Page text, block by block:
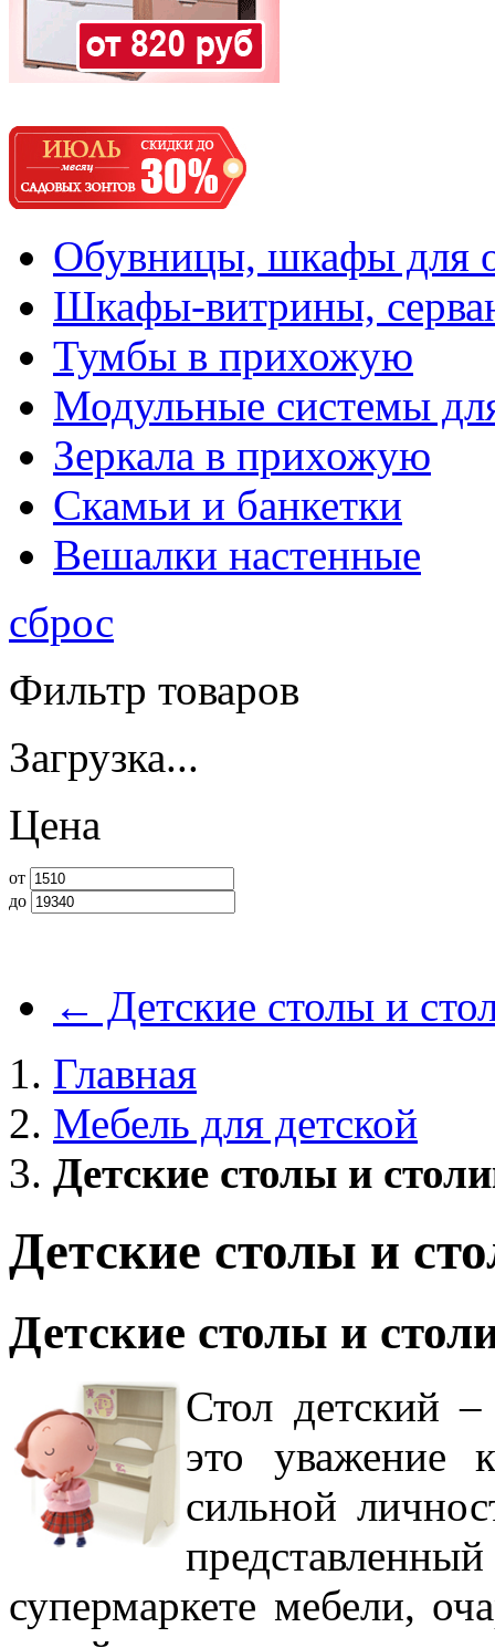
Обувницы, шкафы для
Шкафы-витрины,
Тумбы в прихожую
Модульные системы
Зеркала в прихожую
Скамьи и банкетки
Вешалки настенные
сброс
Фильтр товаров
Загрузка...
Цена
от
до
← Детские столы и
Главная
Мебель для детской
Детские столы и
Детские столы и
Детские столы и
Стол детский
это уважение
сильной
супермаркете мебели,